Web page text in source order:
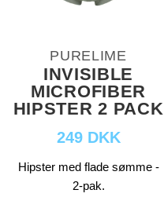
PURELIME
INVISIBLE
MICROFIBER
HIPSTER 2 PACK
249 DKK
Hipster med flade sømme -
2-pak.